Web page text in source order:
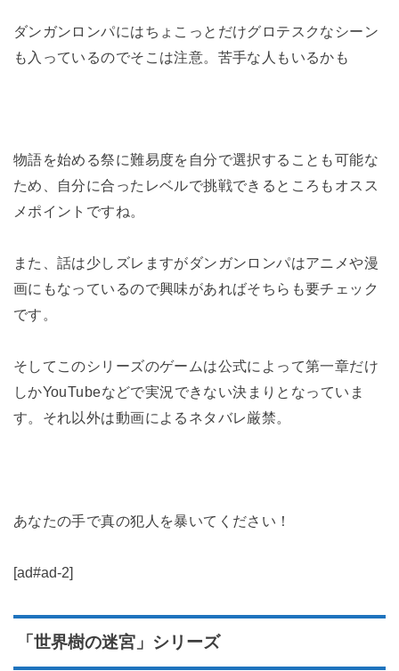
ダンガンロンパにはちょこっとだけグロテスクなシーン
も入っているのでそこは注意。苦手な人もいるかも
物語を始める祭に難易度を自分で選択することも可能な
ため、自分に合ったレベルで挑戦できるところもオスス
メポイントですね。
また、話は少しズレますがダンガンロンパはアニメや漫
画にもなっているので興味があればそちらも要チェック
です。
そしてこのシリーズのゲームは公式によって第一章だけ
しかYouTubeなどで実況できない決まりとなっていま
す。それ以外は動画によるネタバレ厳禁。
あなたの手で真の犯人を暴いてください！
[ad#ad-2]
「世界樹の迷宮」シリーズ